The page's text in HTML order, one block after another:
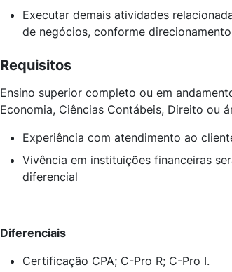
Executar demais atividades
de negócios, conforme
Requisitos
Ensino superior completo ou em
Economia, Ciências Contábeis, Direito ou
Experiência com atendimento ao
Vivência em instituições financeiras
diferencial
Diferenciais
Certificação CPA; C-Pro R; C-Pro I.